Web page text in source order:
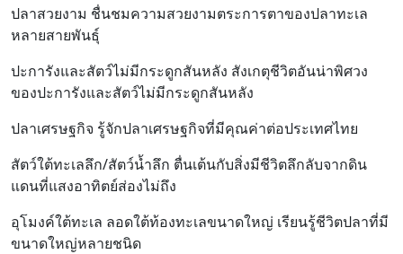
ปลาสวยงาม ชื่นชมความสวยงามตระการตาของปลาทะเล
หลายสายพันธุ์
ปะการังและสัตว์ไม่มีกระดูกสันหลัง สังเกตุชีวิตอันน่าพิศวง
ของปะการังและสัตว์ไม่มีกระดูกสันหลัง
ปลาเศรษฐกิจ รู้จักปลาเศรษฐกิจที่มีคุณค่าต่อประเทศไทย
สัตว์ใต้ทะเลลึก/สัตว์น้ำลึก ตื่นเต้นกับสิ่งมีชีวิตลึกลับจากดิน
แดนที่แสงอาทิตย์ส่องไม่ถึง
อุโมงค์ใต้ทะเล ลอดใต้ท้องทะเลขนาดใหญ่ เรียนรู้ชีวิตปลาที่มี
ขนาดใหญ่หลายชนิด